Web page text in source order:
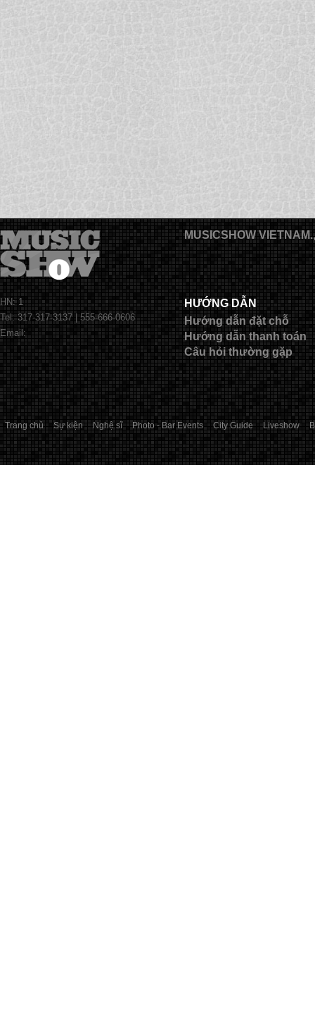
HN: 1
Tel: 317-317-3137 | 555-666-0606
Email:
MUSICSHOW VIETNAM.,
HƯỚNG DẪN
Hướng dẫn đặt chỗ
Hướng dẫn thanh toán
Câu hỏi thường gặp
Trang chủ Sự kiện Nghệ sĩ Photo - Bar Events City Guide Liveshow